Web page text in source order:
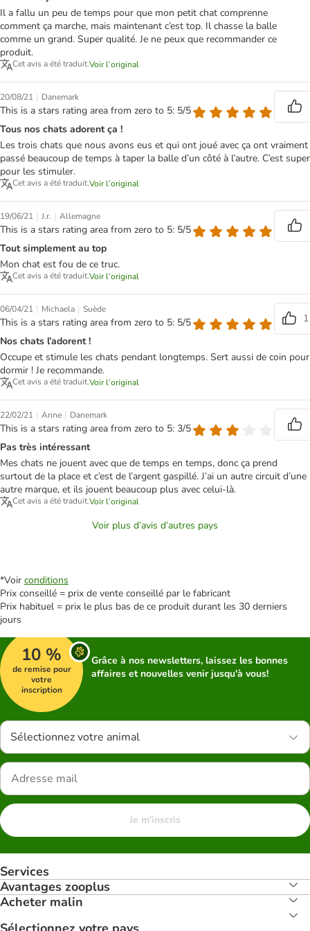
Il a fallu un peu de temps pour que mon petit chat comprenne
comment ça marche, mais maintenant c’est top. Il chasse la balle
comme un grand. Super qualité. Je ne peux que recommander ce
produit.
Cet avis a été traduit.Voir l’original
20/08/21 | Danemark
This is a stars rating area from zero to 5: 5/5
Tous nos chats adorent ça !
Les trois chats que nous avons eus et qui ont joué avec ça ont vraiment
passé beaucoup de temps à taper la balle d’un côté à l’autre. C’est super
pour les stimuler.
Cet avis a été traduit.Voir l’original
19/06/21 | J.r. | Allemagne
This is a stars rating area from zero to 5: 5/5
Tout simplement au top
Mon chat est fou de ce truc.
Cet avis a été traduit.Voir l’original
06/04/21 | Michaela | Suède
This is a stars rating area from zero to 5: 5/5
1
Nos chats l’adorent !
Occupe et stimule les chats pendant longtemps. Sert aussi de coin pour
dormir ! Je recommande.
Cet avis a été traduit.Voir l’original
22/02/21 | Anne | Danemark
This is a stars rating area from zero to 5: 3/5
Pas très intéressant
Mes chats ne jouent avec que de temps en temps, donc ça prend
surtout de la place et c’est de l’argent gaspillé. J’ai un autre circuit d’une
autre marque, et ils jouent beaucoup plus avec celui-là.
Cet avis a été traduit.Voir l’original
Voir plus d’avis d’autres pays
*Voir conditions
Prix conseillé = prix de vente conseillé par le fabricant
Prix habituel = prix le plus bas de ce produit durant les 30 derniers
jours
10 %
de remise pour
votre
inscription
Grâce à nos newsletters, laissez les bonnes
affaires et nouvelles venir jusqu'à vous!
Sélectionnez votre animal
Je m'inscris
Services
Avantages zooplus
Acheter malin